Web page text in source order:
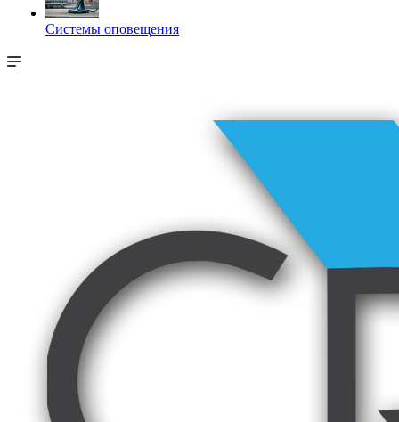
Системы оповещения